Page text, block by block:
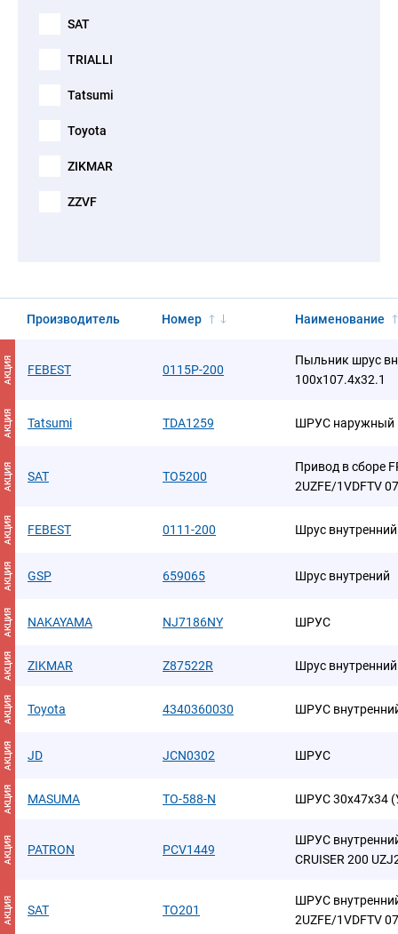
SAT
TRIALLI
Tatsumi
Toyota
ZIKMAR
ZZVF
Производитель Номер Наименование
АКЦИЯ FEBEST 0115P-200
Пыльник шрус
100x107.4x32.1
АКЦИЯ Tatsumi TDA1259 ШРУС наружный
АКЦИЯ SAT TO5200
Привод в сборе
2UZFE/1VDFTV
АКЦИЯ FEBEST 0111-200 Шрус
АКЦИЯ GSP 659065 Шрус внутрений
АКЦИЯ NAKAYAMA NJ7186NY ШРУС
АКЦИЯ ZIKMAR Z87522R Шрус
АКЦИЯ Toyota 4340360030 ШРУС
АКЦИЯ JD JCN0302 ШРУС
АКЦИЯ MASUMA TO-588-N ШРУС 30x47x34
АКЦИЯ PATRON PCV1449
ШРУС
CRUISER 200
АКЦИЯ SAT TO201
ШРУС внутренний
2UZFE/1VDFTV